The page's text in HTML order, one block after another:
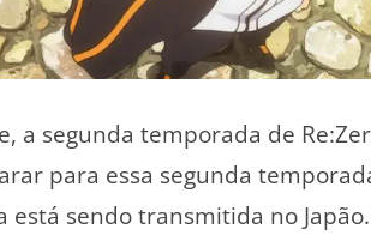
a segunda temporada de
para essa segunda
sendo transmitida no Japão.